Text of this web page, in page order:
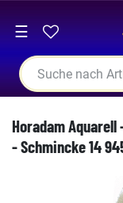
☰
Horadam Aquarell
- Schmincke 14